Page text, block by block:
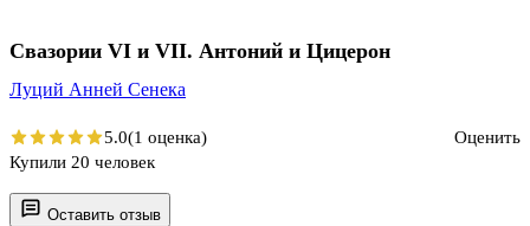
Оставить отзыв
Свазории VI и VII. Антоний и Цицерон
Луций Анней Сенека
5.0(1 оценка)
Оценить
Купили 20 человек